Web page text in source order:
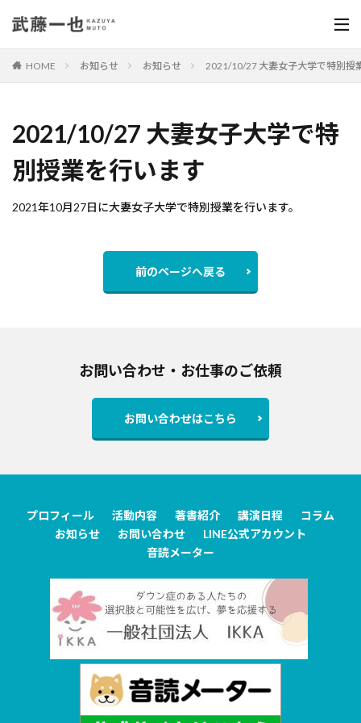
HOME お知らせ お知らせ 2021/10/27 大妻女子大学で特別授
2021/10/27 大妻女子大学で特
別授業を行います
2021年10月27日に大妻女子大学で特別授業を行います。
前のページへ戻る
お問い合わせ・お仕事のご依頼
お問い合わせはこちら
プロフィール 活動内容 著書紹介 講演日程
コラム
お知らせ
お問い合わせ
LINE公式アカウント
音読メーター